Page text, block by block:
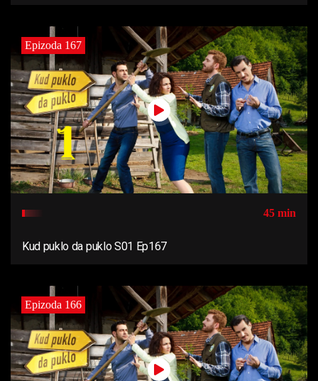
Epizoda 167
45 min
Kud puklo da puklo S01 Ep167
Epizoda 166